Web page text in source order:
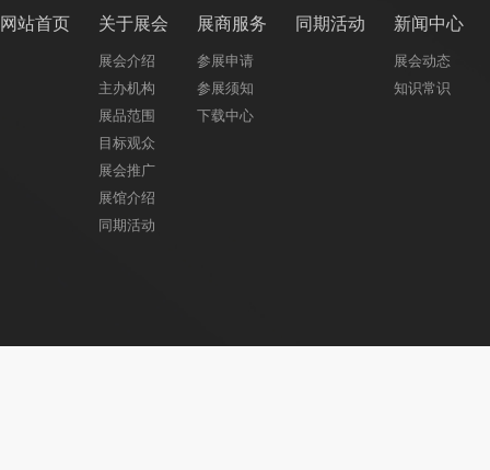
网站首页 关于展会
展会介绍
主办机构
展品范围
目标观众
展会推广
展馆介绍
同期活动
展商服务
参展申请
参展须知
下载中心
同期活动 新闻中心
展会动态
知识常识